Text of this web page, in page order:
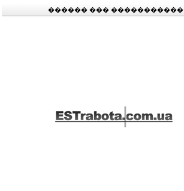
������ ��� �����������